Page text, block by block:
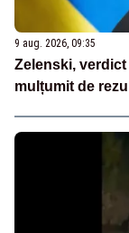
9 aug. 2026, 09:35
Zelenski,
mulțumit de